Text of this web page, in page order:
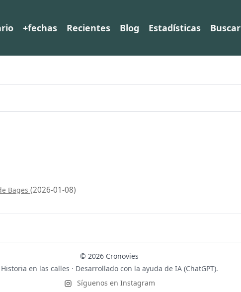
+fechas Recientes Blog Estadísticas Buscar
Bages (2026-01-08)
© 2026 Cronovies
Historia en las calles · Desarrollado con la ayuda de IA (ChatGPT).
Síguenos en Instagram